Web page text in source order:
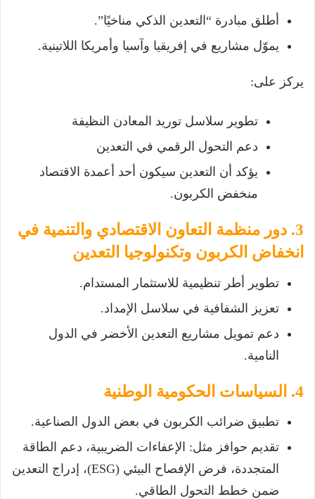
أطلق مبادرة “التعدين الذكي مناخيًا”.
يموّل مشاريع في إفريقيا وآسيا وأمريكا اللاتينية.
يركز على:
تطوير سلاسل توريد المعادن النظيفة
دعم التحول الرقمي في التعدين
يؤكد أن التعدين سيكون أحد أعمدة الاقتصاد
منخفض الكربون.
3. دور منظمة التعاون الاقتصادي والتنمية في
انخفاض الكربون وتكنولوجيا التعدين
تطوير أطر تنظيمية للاستثمار المستدام.
تعزيز الشفافية في سلاسل الإمداد.
دعم تمويل مشاريع التعدين الأخضر في الدول
النامية.
4. السياسات الحكومية الوطنية
تطبيق ضرائب الكربون في بعض الدول الصناعية.
تقديم حوافز مثل: الإعفاءات الضريبية، دعم الطاقة
المتجددة، فرض الإفصاح البيئي (ESG)، إدراج التعدين
ضمن خطط التحول الطاقي.